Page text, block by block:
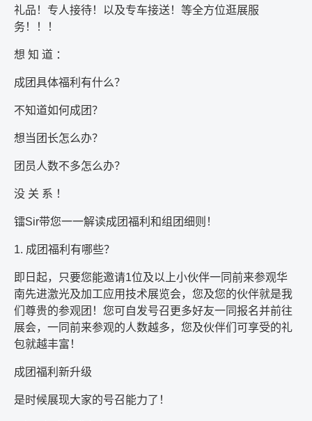
礼品！专人接待！以及专车接送！等全方位逛展服
务！！！
想 知 道 ：
成团具体福利有什么？
不知道如何成团？
想当团长怎么办？
团员人数不多怎么办？
没 关 系 ！
镭Sir带您一一解读成团福利和组团细则！
1. 成团福利有哪些？
即日起，只要您能邀请1位及以上小伙伴一同前来参观华
南先进激光及加工应用技术展览会，您及您的伙伴就是我
们尊贵的参观团！您可自发号召更多好友一同报名并前往
展会，一同前来参观的人数越多，您及伙伴们可享受的礼
包就越丰富！
成团福利新升级
是时候展现大家的号召能力了！